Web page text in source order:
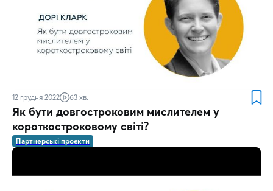
12 грудня 2022 63 хв.
Як бути довгостроковим мислителем у
короткостроковому світі?
Партнерські проєкти